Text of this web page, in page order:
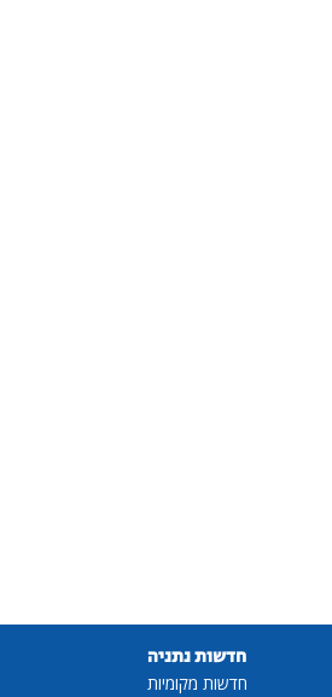
חדשות נתניה
חדשות מקומיות